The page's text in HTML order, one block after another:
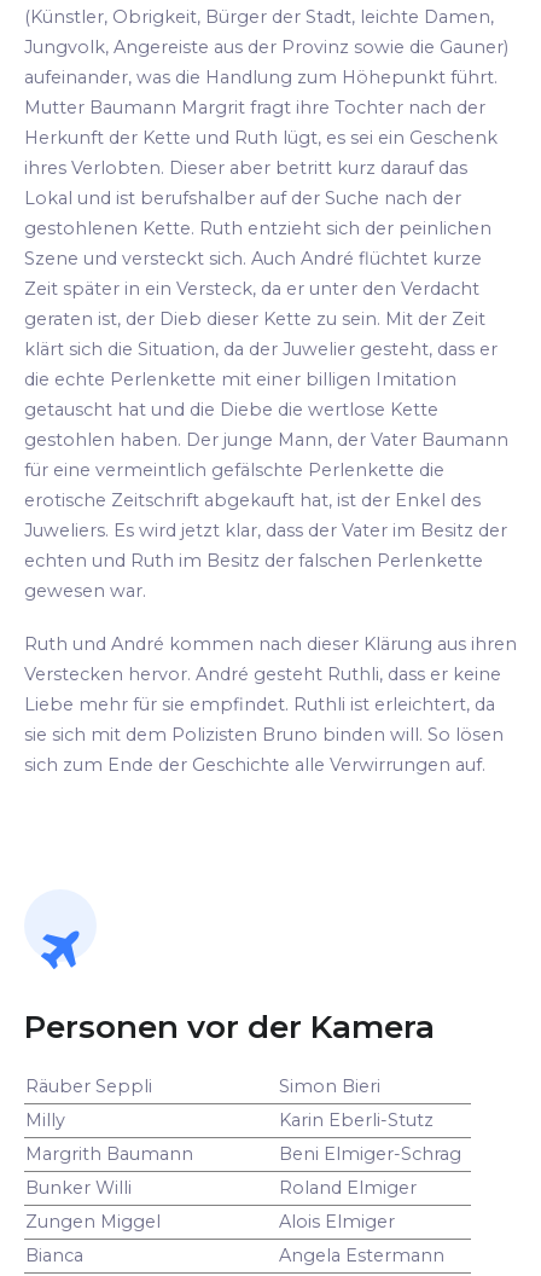
(Künstler, Obrigkeit, Bürger der Stadt, leichte Damen,
Jungvolk, Angereiste aus der Provinz sowie die Gauner)
aufeinander, was die Handlung zum Höhepunkt führt.
Mutter Baumann Margrit fragt ihre Tochter nach der
Herkunft der Kette und Ruth lügt, es sei ein Geschenk
ihres Verlobten. Dieser aber betritt kurz darauf das
Lokal und ist berufshalber auf der Suche nach der
gestohlenen Kette. Ruth entzieht sich der peinlichen
Szene und versteckt sich. Auch André flüchtet kurze
Zeit später in ein Versteck, da er unter den Verdacht
geraten ist, der Dieb dieser Kette zu sein. Mit der Zeit
klärt sich die Situation, da der Juwelier gesteht, dass er
die echte Perlenkette mit einer billigen Imitation
getauscht hat und die Diebe die wertlose Kette
gestohlen haben. Der junge Mann, der Vater Baumann
für eine vermeintlich gefälschte Perlenkette die
erotische Zeitschrift abgekauft hat, ist der Enkel des
Juweliers. Es wird jetzt klar, dass der Vater im Besitz der
echten und Ruth im Besitz der falschen Perlenkette
gewesen war.
Ruth und André kommen nach dieser Klärung aus ihren
Verstecken hervor. André gesteht Ruthli, dass er keine
Liebe mehr für sie empfindet. Ruthli ist erleichtert, da
sie sich mit dem Polizisten Bruno binden will. So lösen
sich zum Ende der Geschichte alle Verwirrungen auf.
Personen vor der Kamera
Räuber Seppli
Simon Bieri
Milly
Karin Eberli-Stutz
Margrith Baumann
Beni Elmiger-Schrag
Bunker Willi
Roland Elmiger
Zungen Miggel
Alois Elmiger
Bianca
Angela Estermann